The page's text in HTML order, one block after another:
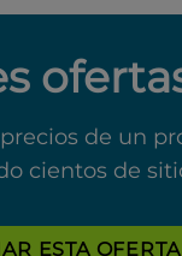
de un
cientos de
ESTA OFERTA